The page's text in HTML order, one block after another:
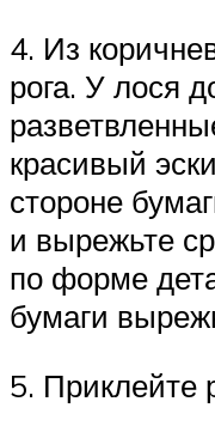
4. Из
рога. У лося
красивый
стороне
и вырежьте
по форме
бумаги
5. Приклейте